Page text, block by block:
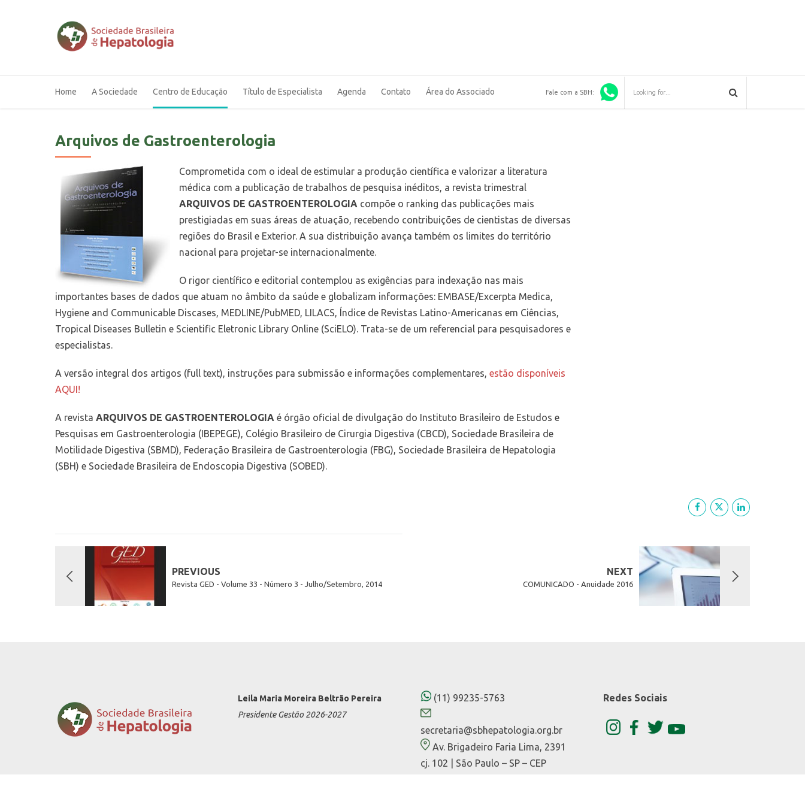
Fale com a SBH:
Home A Sociedade Centro de Educação Título de Especialista Agenda Contato Área do Associado
Arquivos de Gastroenterologia
Comprometida com o ideal de estimular a produção científica e valorizar a literatura
médica com a publicação de trabalhos de pesquisa inéditos, a revista trimestral
ARQUIVOS DE GASTROENTEROLOGIA compõe o ranking das publicações mais
prestigiadas em suas áreas de atuação, recebendo contribuições de cientistas de diversas
regiões do Brasil e Exterior. A sua distribuição avança também os limites do território
nacional para projetar-se internacionalmente.
O rigor científico e editorial contemplou as exigências para indexação nas mais
importantes bases de dados que atuam no âmbito da saúde e globalizam informações: EMBASE/Excerpta Medica,
Hygiene and Communicable Discases, MEDLINE/PubMED, LILACS, Índice de Revistas Latino-Americanas em Ciências,
Tropical Diseases Bulletin e Scientific Eletronic Library Online (SciELO). Trata-se de um referencial para pesquisadores e
especialistas.
A versão integral dos artigos (full text), instruções para submissão e informações complementares, estão disponíveis
AQUI!
A revista ARQUIVOS DE GASTROENTEROLOGIA é órgão oficial de divulgação do Instituto Brasileiro de Estudos e
Pesquisas em Gastroenterologia (IBEPEGE), Colégio Brasileiro de Cirurgia Digestiva (CBCD), Sociedade Brasileira de
Motilidade Digestiva (SBMD), Federação Brasileira de Gastroenterologia (FBG), Sociedade Brasileira de Hepatologia
(SBH) e Sociedade Brasileira de Endoscopia Digestiva (SOBED).
PREVIOUS
Revista GED - Volume 33 - Número 3 - Julho/Setembro, 2014
NEXT
COMUNICADO - Anuidade 2016
Leila Maria Moreira Beltrão Pereira
Presidente Gestão 2026-2027
(11) 99235-5763
secretaria@sbhepatologia.org.br
Av. Brigadeiro Faria Lima, 2391
cj. 102 | São Paulo – SP – CEP
Redes Sociais